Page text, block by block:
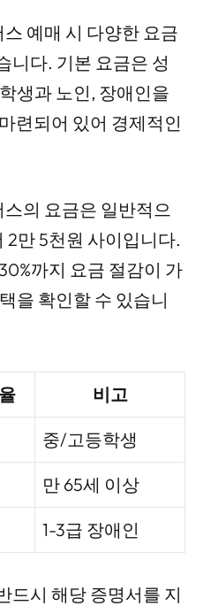
예매 시 다양한 요금
니다. 기본 요금은 성
생과 노인, 장애인을
련되어 있어 경제적인
의 요금은 일반적으
2만 5천원 사이입니다.
까지 요금 절감이 가
을 확인할 수 있습니
비고
중/고등학생
만 65세 이상
1-3급 장애인
드시 해당 증명서를 지